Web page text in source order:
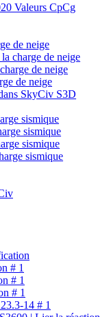
Valeurs CpCg
de neige
charge de neige
de neige
de neige
SkyCiv S3D
sismique
sismique
sismique
sismique
# 1
# 1
# 1
14 # 1